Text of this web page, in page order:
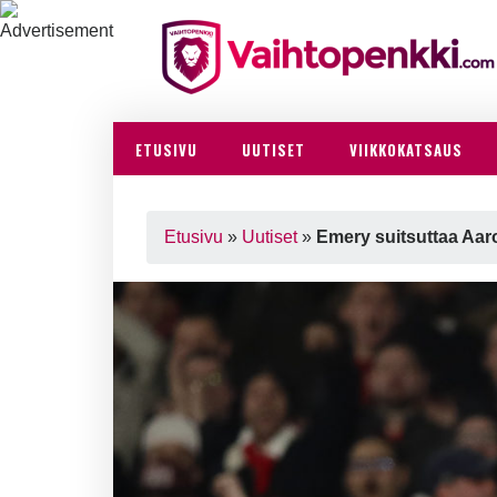
ETUSIVU UUTISET VIIKKOKATSAUS
Etusivu » Uutiset» Emery suitsuttaa